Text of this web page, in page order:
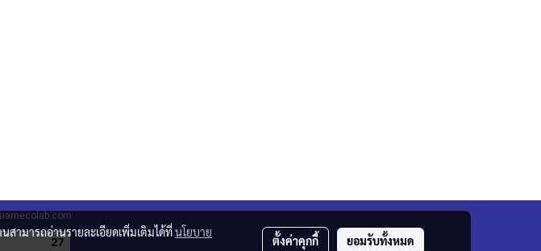
27
สามารถอ่านรายละเอียดเพิ่มเติมได้ที่นโยบาย
ตั้งค่าคุกกี้ ยอมรับทั้งหมด